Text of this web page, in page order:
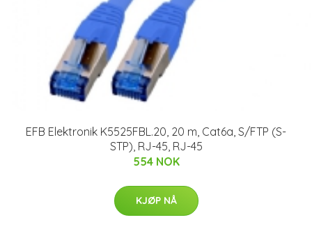
EFB Elektronik K5525FBL.20, 20 m, Cat6a, S/FTP (S-
STP), RJ-45, RJ-45
554 NOK
KJØP NÅ